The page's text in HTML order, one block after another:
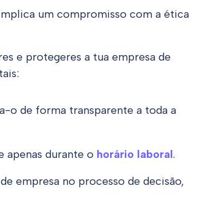
um compromisso com a ética
e protegeres a tua empresa de
o de forma transparente a toda a
apenas durante o horário laboral.
empresa no processo de decisão,